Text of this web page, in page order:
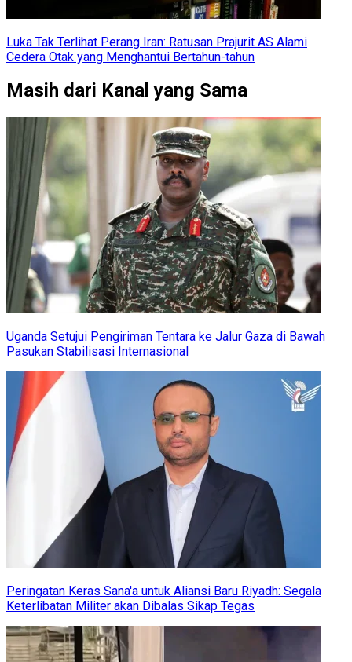
Luka Tak Terlihat Perang Iran: Ratusan Prajurit AS Alami
Cedera Otak yang Menghantui Bertahun-tahun
Masih dari Kanal yang Sama
Uganda Setujui Pengiriman Tentara ke Jalur Gaza di Bawah
Pasukan Stabilisasi Internasional
Peringatan Keras Sana'a untuk Aliansi Baru Riyadh: Segala
Keterlibatan Militer akan Dibalas Sikap Tegas